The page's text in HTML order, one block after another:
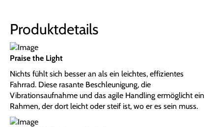
Produktdetails
Praise the Light
Nichts fühlt sich besser an als ein leichtes, effizientes
Fahrrad. Diese rasante Beschleunigung, die
Vibrationsaufnahme und das agile Handling ermöglicht ein
Rahmen, der dort leicht oder steif ist, wo er es sein muss.